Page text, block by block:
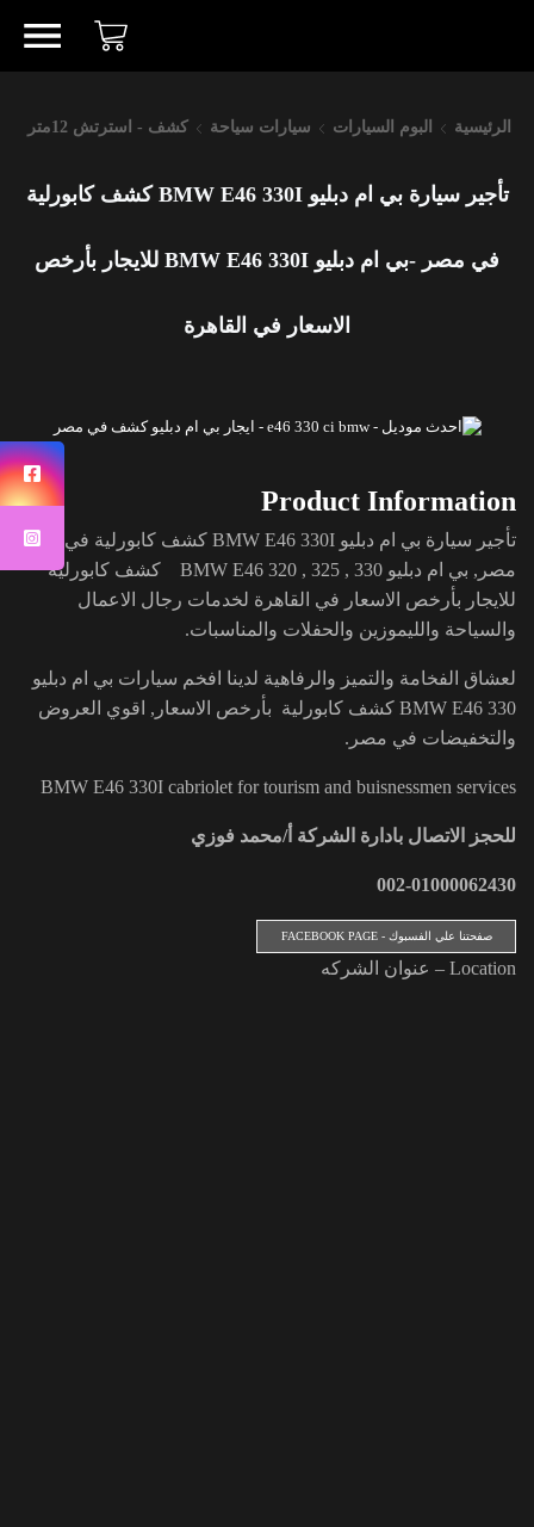
الرئيسية البوم السيارات سيارات سياحة كشف - استرتش 12متر
تأجير سيارة بي ام دبليو BMW E46 330I كشف كابورلية
في مصر -بي ام دبليو BMW E46 330I للايجار بأرخص
الاسعار في القاهرة
Product Information
تأجير سيارة بي ام دبليو BMW E46 330I كشف كابورلية في
مصر, بي ام دبليو BMW E46 320 , 325 , 330 كشف كابورلية
للايجار بأرخص الاسعار في القاهرة لخدمات رجال الاعمال
والسياحة والليموزين والحفلات والمناسبات.
لعشاق الفخامة والتميز والرفاهية لدينا افخم سيارات بي ام دبليو
BMW E46 330 كشف كابورلية بأرخص الاسعار, اقوي العروض
والتخفيضات في مصر.
BMW E46 330I cabriolet for tourism and buisnessmen services
للحجز الاتصال بادارة الشركة أ/محمد فوزي
002-01000062430
صفحتنا علي الفسبوك - FACEBOOK PAGE
Location – عنوان الشركه